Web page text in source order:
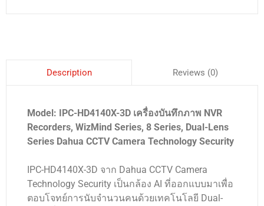
Description Reviews (0)
Model: IPC-HD4140X-3D เครื่องบันทึกภาพ NVR
Recorders, WizMind Series, 8 Series, Dual-Lens
Series Dahua CCTV Camera Technology Security
IPC-HD4140X-3D จาก Dahua CCTV Camera
Technology Security เป็นกล้อง AI ที่ออกแบบมาเพื่อ
ตอบโจทย์การนับจำนวนคนด้วยเทคโนโลยี Dual-